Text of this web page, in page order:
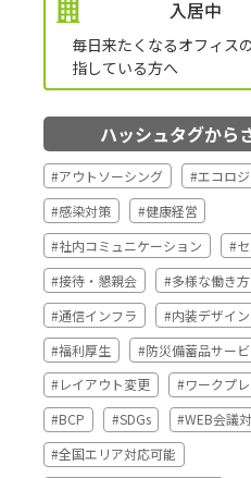
入居中
毎日来たくなるオフィス
指している方へ
ハッシュタグから
#アウトソーシング
#エコロ
#感染対策
#健康経営
#社内コミュニケーション
#
#接待・懇親会
#多様な働き方
#通信インフラ
#内装デザイ
#福利厚生
#防災備蓄品サービ
#レイアウト変更
#ワークプ
#BCP
#SDGs
#WEB会議
#全国エリア対応可能